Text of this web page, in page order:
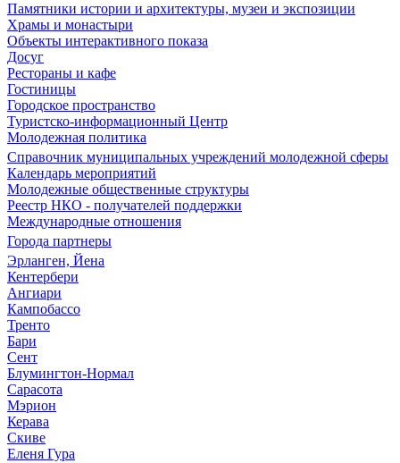
Памятники истории и архитектуры, музеи и экспозиции
Храмы и монастыри
Объекты интерактивного показа
Досуг
Рестораны и кафе
Гостиницы
Городское пространство
Туристско-информационный Центр
Молодежная политика
Справочник муниципальных учреждений молодежной сферы
Календарь мероприятий
Молодежные общественные структуры
Реестр НКО - получателей поддержки
Международные отношения
Города партнеры
Эрланген, Йена
Кентербери
Ангиари
Кампобассо
Тренто
Бари
Сент
Блумингтон-Нормал
Сарасота
Мэрион
Керава
Скиве
Еленя Гура